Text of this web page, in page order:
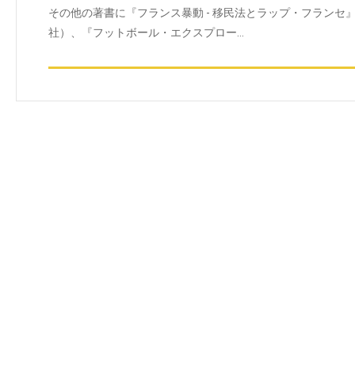
その他の著書に『フランス暴動 - 移民法とラップ・フランセ
社）、『フットボール・エクスプロー…